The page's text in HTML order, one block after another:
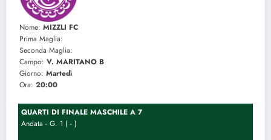
Nome: MIZZLI FC
Prima Maglia:
Seconda Maglia:
Campo: V. MARITANO B
Giorno: Martedì
Ora: 20:00
QUARTI DI FINALE MASCHILE A 7
Andata - G. 1 ( - )